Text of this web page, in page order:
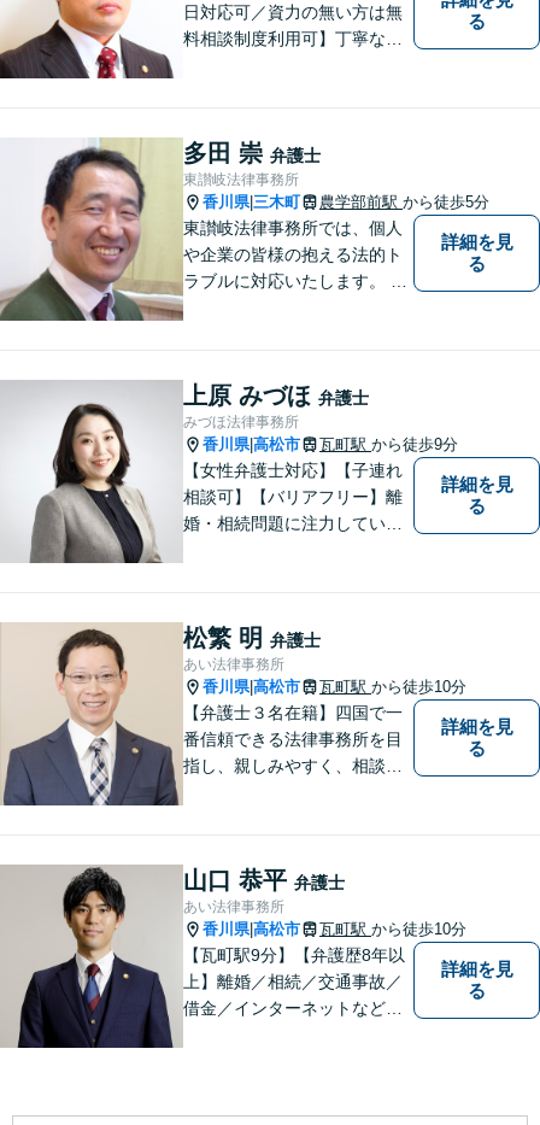
日対応可／資力の無い方は無
料相談制度利用可】丁寧な対
る
多田 崇 弁護士
東讃岐法律事務所
香川県| 三木町 農学部前駅 から徒歩5分
東讃岐法律事務所では、個人
や企業の皆様の抱える法的ト
ラブルに対応いたします。 高
詳細を見
る
上原 みづほ 弁護士
みづほ法律事務所
香川県|高松市 瓦町駅 から徒歩9分
【女性弁護士対応】【子連れ
相談可】【バリアフリー】離
婚・相続問題に注力していま
詳細を見
る
松繁 明 弁護士
あい法律事務所
香川県|高松市 瓦町駅 から徒歩10分
【弁護士３名在籍】四国で一
番信頼できる法律事務所を目
指し、親しみやすく、相談し
詳細を見
る
山口 恭平 弁護士
あい法律事務所
香川県|高松市 瓦町駅 から徒歩10分
【瓦町駅9分】【弁護歴8年以
上】離婚／相続／交通事故／
借金／インターネットなど幅
皆様にとって最善の解決を模
詳細を見
る